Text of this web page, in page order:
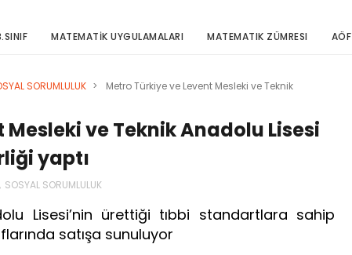
MATEMATİK UYGULAMALARI MATEMATIK ZÜMRESI AÖF
SORUMLULUK >
Metro Türkiye ve Levent Mesleki ve Teknik
ve Teknik Anadolu Lisesi
yaptı
, SOSYAL SORUMLULUK
Lisesi’nin ürettiği tıbbi standartlara sahip
satışa sunuluyor